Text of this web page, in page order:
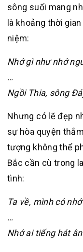
sông suối mang
là khoảng thời
niệm:
Nhớ gì như nhớ
…
Ngồi Thia, sông
Nhưng có lẽ đẹp
sự hòa quyện
tượng không thể
Bắc cần cù trong
tình:
Ta về, mình có
…
Nhớ ai tiếng hát